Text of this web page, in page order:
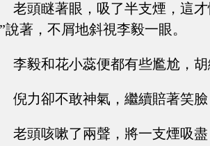
老頭瞇著眼，吸了半支煙，這
說著，不屑地斜視李毅一眼。
李毅和花小蕊便都有些尷尬，
倪力卻不敢神氣，繼續賠著笑
老頭咳嗽了兩聲，將一支煙吸